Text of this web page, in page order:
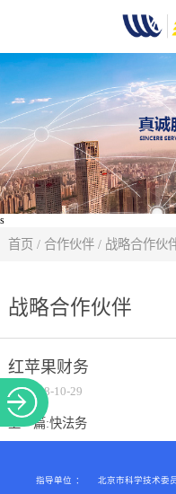
s
首页 / 合作伙伴 / 战略合作伙
战略合作伙伴
红苹果财务
2018-10-29
上一篇:快法务
指导单位 ： 北京市科学技术委